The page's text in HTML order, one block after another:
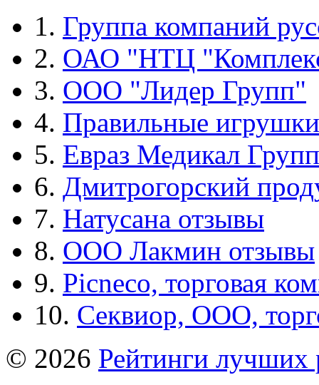
1. Группа компаний
2. ОАО "НТЦ
3. ООО "Лидер Групп"
4. Правильные игрушки
5. Евраз Медикал Групп
6. Дмитрогорский
7. Натусана отзывы
8. ООО Лакмин отзывы
9. Picneco, торговая
10. Секвиор, ООО,
© 2026 Рейтинги лучших